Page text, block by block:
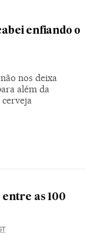
enfiando o
nos deixa
além da
as 100